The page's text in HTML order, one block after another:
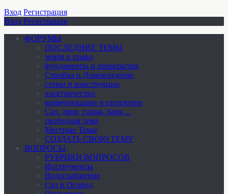
Вход Регистрация
Вход Регистрация
ФОРУМЫ
ПОСЛЕДНИЕ ТЕМЫ
земля и право
фундаменты и перекрытия
Стройка и Домовладение
стены и конструкции
электричество
коммуникации и отопление
Cад, двор, гараж, баня…
свободная тема
Местные Темы
СОЗДАТЬ СВОЮ ТЕМУ
ВОПРОСЫ
РУБРИКИ ВОПРОСОВ
Инструменты
Водоснабжение
Сад и Огород